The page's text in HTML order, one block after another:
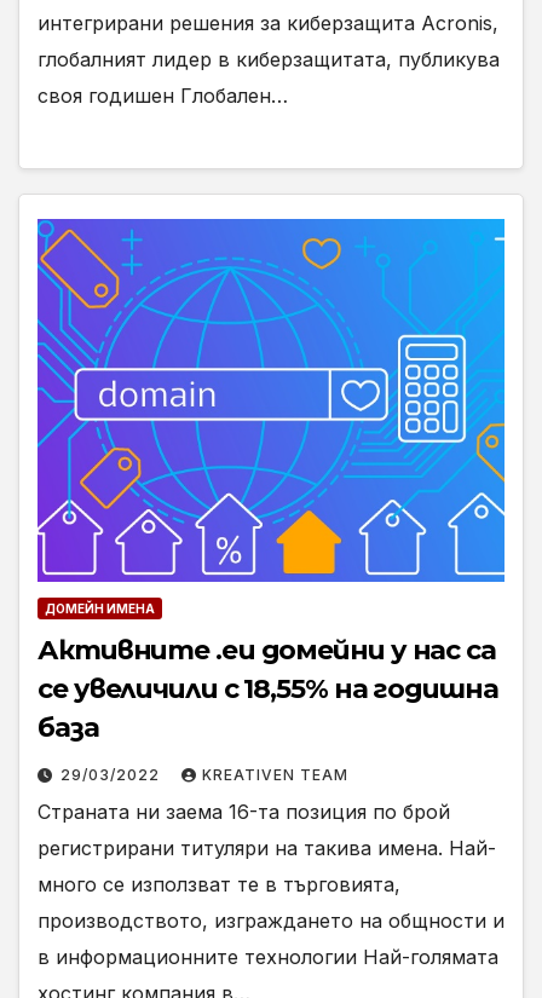
интегрирани решения за киберзащита Acronis,
глобалният лидер в киберзащитата, публикува
своя годишен Глобален…
ДОМЕЙН ИМЕНА
Активните .eu домейни у нас са
се увеличили с 18,55% на годишна
база
29/03/2022 KREATIVEN TEAM
Страната ни заема 16-та позиция по брой
регистрирани титуляри на такива имена. Най-
много се използват те в търговията,
производството, изграждането на общности и
в информационните технологии Най-голямата
хостинг компания в…